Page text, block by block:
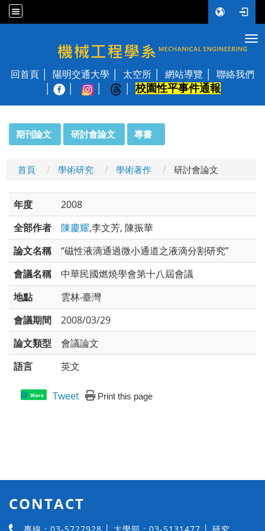
國立陽明交通大學 機械工程學系
回首頁 陽明交通大學 太空所 網站導覽
聯絡我們
校園性平事件通報
期刊論文 研討會論文 專書
首頁 學術研究 學術著作 研討會論文
年度
2008
全部作者
陳慶耀,李文芳, 陳振華
論文名稱
“磁性液滴通過微小通道之液滴分割研究”
會議名稱
中華民國燃燒學會第十八屆會議
地點
雲林‧臺灣
會議期間
2008/03/29
論文類型
會議論文
語言
英文
Share Tweet Print this page
CONTACT